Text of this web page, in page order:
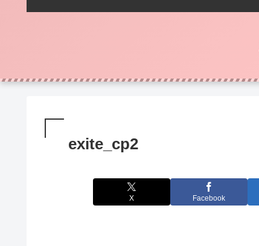
exite_cp2
X Facebook